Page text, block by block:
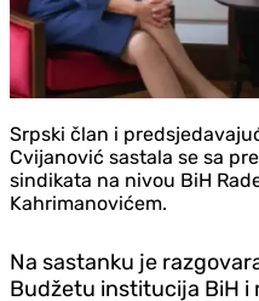
Srpski član i
Cvijanović sastala se sa
sindikata na nivou BiH
Kahrimanovićem.
Na sastanku je
Budžetu institucija BiH i